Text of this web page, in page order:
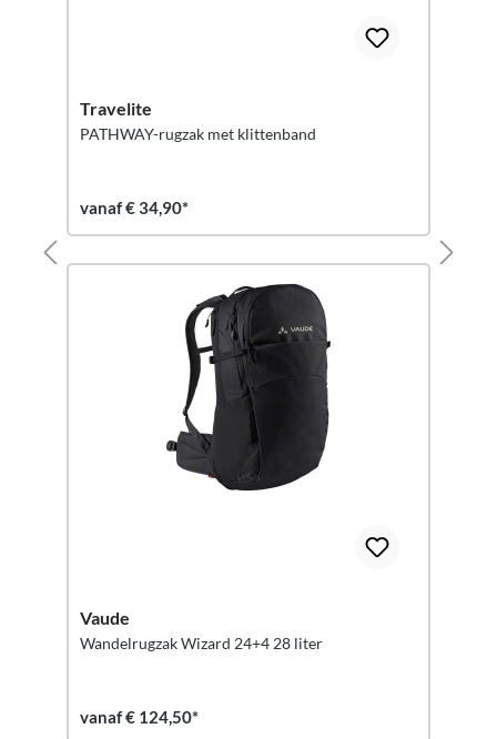
Travelite
PATHWAY-rugzak met klittenband
vanaf € 34,90*
Vaude
Wandelrugzak Wizard 24+4 28 liter
vanaf € 124,50*